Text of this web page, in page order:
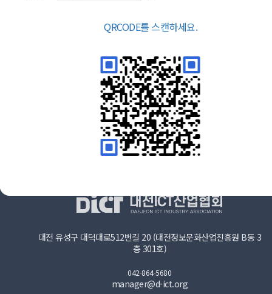
QRCODE를 스캔하세요.
대전 유성구 대덕대로512번길 20 (대전정보문화산업진흥원 B동 3
층 301호)
042-864-5680
manager@d-ict.org